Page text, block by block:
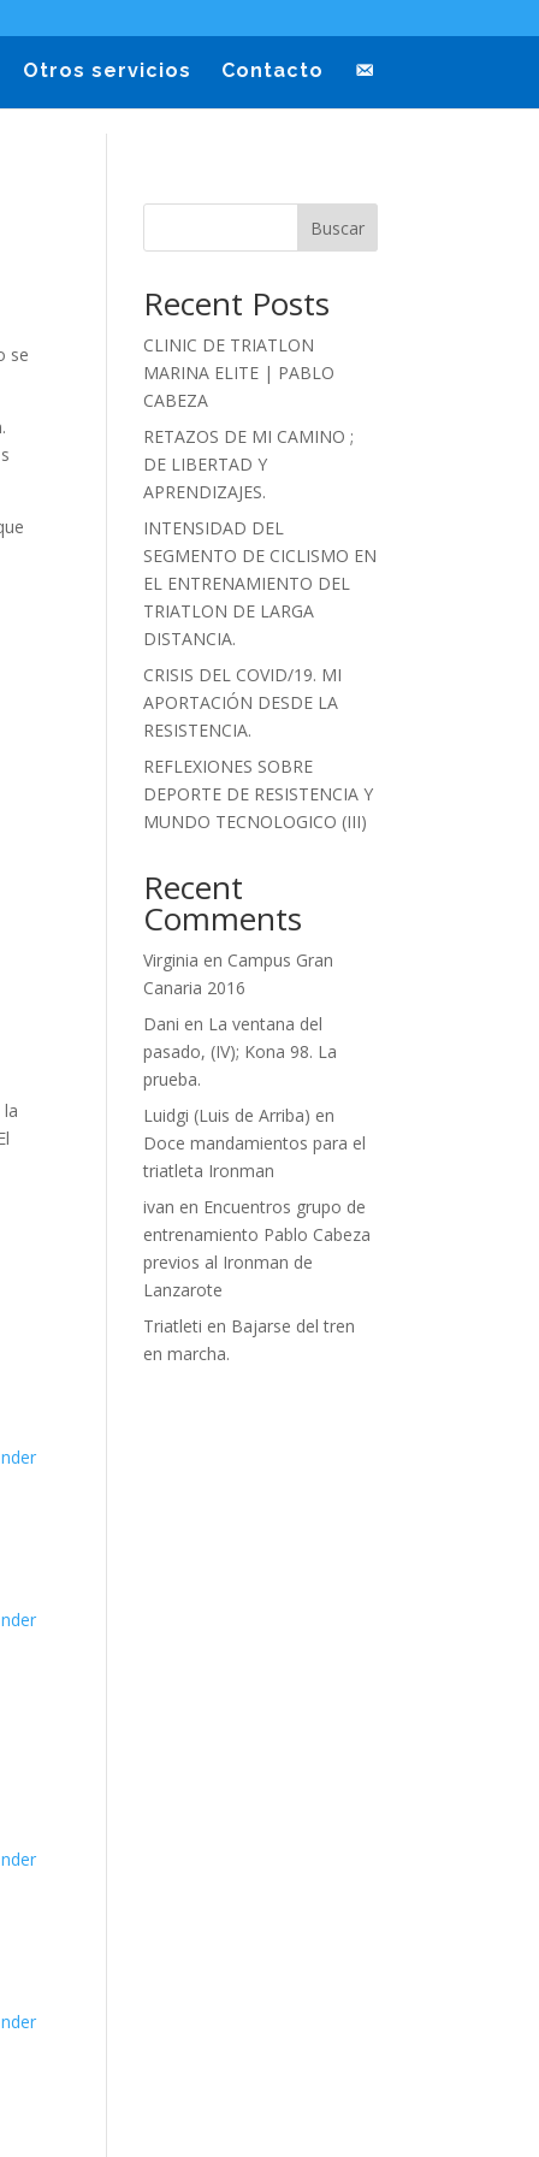
Otros servicios Contacto
se
Buscar
Recent Posts
CLINIC DE TRIATLON
MARINA ELITE | PABLO
CABEZA
RETAZOS DE MI CAMINO ;
DE LIBERTAD Y
APRENDIZAJES.
INTENSIDAD DEL
SEGMENTO DE CICLISMO EN
EL ENTRENAMIENTO DEL
TRIATLON DE LARGA
DISTANCIA.
CRISIS DEL COVID/19. MI
APORTACIÓN DESDE LA
RESISTENCIA.
REFLEXIONES SOBRE
DEPORTE DE RESISTENCIA Y
MUNDO TECNOLOGICO (III)
Recent
Comments
Virginia en Campus Gran
Canaria 2016
Dani en La ventana del
pasado, (IV); Kona 98. La
prueba.
Luidgi (Luis de Arriba) en
Doce mandamientos para el
triatleta Ironman
ivan en Encuentros grupo de
entrenamiento Pablo Cabeza
previos al Ironman de
Lanzarote
Triatleti en Bajarse del tren
en marcha.